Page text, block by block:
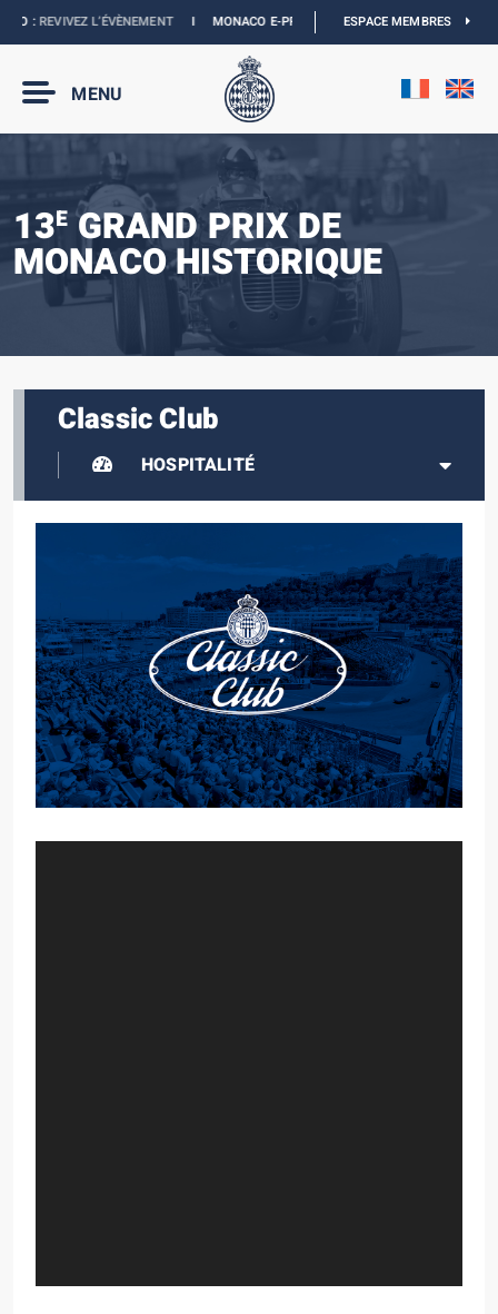
REVIVEZ L’ÉVÈNEMENTI MONACO E-PRIX 2027 : NOUVELLES DATESI
ESPACE MEMBRES
MENU
13E GRAND PRIX DE
MONACO HISTORIQUE
Classic Club
HOSPITALITÉ